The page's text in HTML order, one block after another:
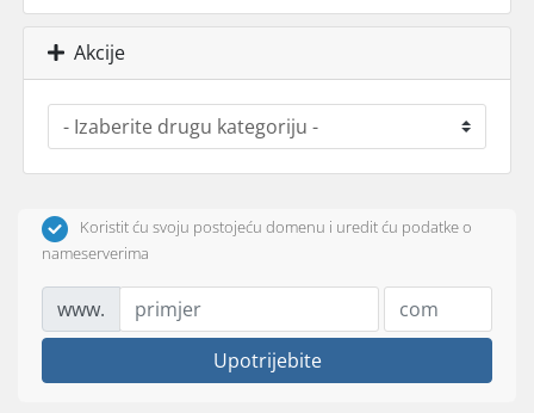
Akcije
Koristit ću svoju postojeću domenu i uredit ću podatke o
nameserverima
www.
Upotrijebite